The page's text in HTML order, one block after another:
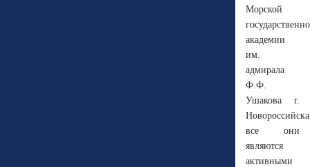
Морской
академии
им.
адмирала
Ф.Ф.
Ушакова г.
все они
являются
активными